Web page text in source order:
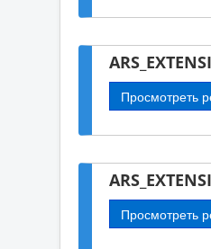
Просмотреть
Просмотреть